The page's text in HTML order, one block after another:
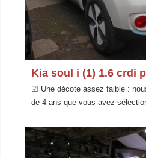
Kia soul i (1) 1.6 crdi
☑ Une décote assez faible :
de 4 ans que vous avez